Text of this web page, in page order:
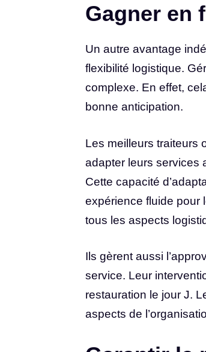
Gagner en
Un autre avantage
flexibilité logistique.
complexe. En effet,
bonne anticipation.
Les meilleurs traiteurs
adapter leurs services
Cette capacité
expérience fluide pour
tous les aspects
Ils gèrent aussi
service. Leur
restauration le jour J.
aspects de